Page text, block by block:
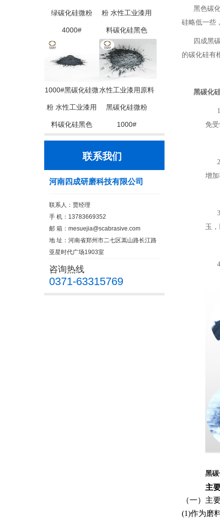
绿碳化硅微粉
4000#
粉 水性工业漆用
料碳化硅黑色
1000#黑碳化硅微
粉 水性工业漆用
料碳化硅黑色
水性工业漆用原料
黑碳化硅微粉
1000#
联系我们
河南四成研磨科技有限公司
联系人：贾经理
手 机：13783669352
邮 箱： mesuejia@scabrasive.com
地 址：河南省郑州市二七区嵩山路长江路
亚星时代广场1903室
咨询热线
0371-63315769
黑色碳
硅略低一些
四成黑
的碳化硅有
黑碳化
免
增
玉
黑
主
（一）主
(1)作为磨